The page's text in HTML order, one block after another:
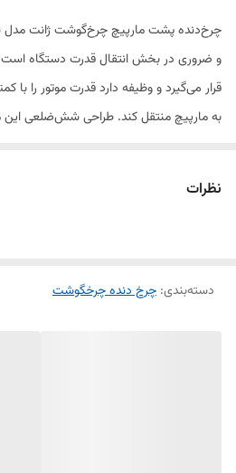
چرخ‌دنده پشت مارپیچ چرخ‌گوشت ژانت
و ضروری در بخش انتقال قدرت دستگاه
قرار می‌گیرد و وظیفه دارد قدرت موتور را با
به مارپیچ منتقل کند. طراحی شش‌ضلعی این
نظرات
دسته‌بندی: چرخ دنده چرخگوشت